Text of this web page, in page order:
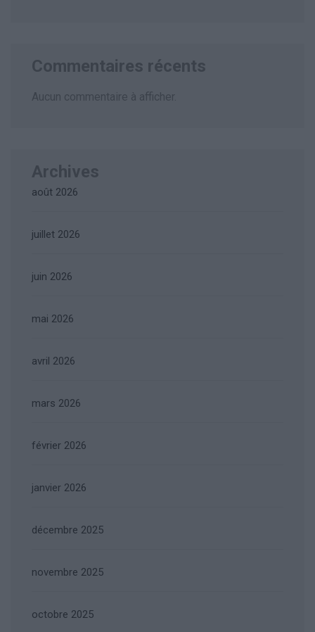
Commentaires récents
Aucun commentaire à afficher.
Archives
août 2026
juillet 2026
juin 2026
mai 2026
avril 2026
mars 2026
février 2026
janvier 2026
décembre 2025
novembre 2025
octobre 2025